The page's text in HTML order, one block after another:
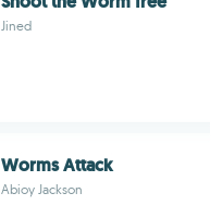
Jined
Worms Attack
Abioy Jackson